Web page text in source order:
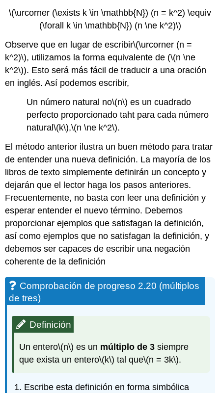
\(\urcorner (\exists k \in \mathbb{N}) (n = k^2) \equiv
(\forall k \in \mathbb{N}) (n \ne k^2)\)
Observe que en lugar de escribir\(\urcorner (n =
k^2)\), utilizamos la forma equivalente de (\(n \ne
k^2\)). Esto será más fácil de traducir a una oración
en inglés. Así podemos escribir,
Un número natural no\(n\) es un cuadrado
perfecto proporcionado taht para cada número
natural\(k\),\(n \ne k^2\).
El método anterior ilustra un buen método para tratar
de entender una nueva definición. La mayoría de los
libros de texto simplemente definirán un concepto y
dejarán que el lector haga los pasos anteriores.
Frecuentemente, no basta con leer una definición y
esperar entender el nuevo término. Debemos
proporcionar ejemplos que satisfagan la definición,
así como ejemplos que no satisfagan la definición, y
debemos ser capaces de escribir una negación
coherente de la definición
Comprobación de progreso 2.20 (múltiplos
de tres)
Definición
Un entero\(n\) es un múltiplo de 3 siempre
que exista un entero\(k\) tal que\(n = 3k\).
Escribe esta definición en forma simbólica